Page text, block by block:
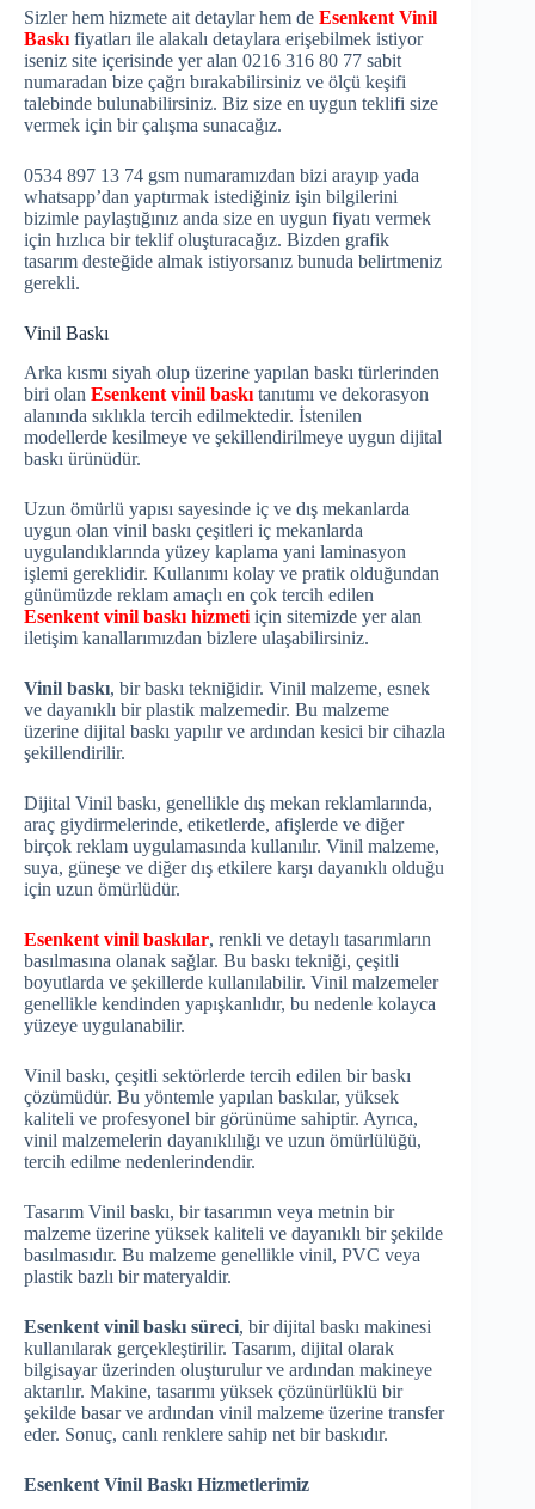
Sizler hem hizmete ait detaylar hem de Esenkent Vinil
Baskı fiyatları ile alakalı detaylara erişebilmek istiyor
iseniz site içerisinde yer alan 0216 316 80 77 sabit
numaradan bize çağrı bırakabilirsiniz ve ölçü keşifi
talebinde bulunabilirsiniz. Biz size en uygun teklifi size
vermek için bir çalışma sunacağız.
0534 897 13 74 gsm numaramızdan bizi arayıp yada
whatsapp’dan yaptırmak istediğiniz işin bilgilerini
bizimle paylaştığınız anda size en uygun fiyatı vermek
için hızlıca bir teklif oluşturacağız. Bizden grafik
tasarım desteğide almak istiyorsanız bunuda belirtmeniz
gerekli.
Vinil Baskı
Arka kısmı siyah olup üzerine yapılan baskı türlerinden
biri olan Esenkent vinil baskı tanıtımı ve dekorasyon
alanında sıklıkla tercih edilmektedir. İstenilen
modellerde kesilmeye ve şekillendirilmeye uygun dijital
baskı ürünüdür.
Uzun ömürlü yapısı sayesinde iç ve dış mekanlarda
uygun olan vinil baskı çeşitleri iç mekanlarda
uygulandıklarında yüzey kaplama yani laminasyon
işlemi gereklidir. Kullanımı kolay ve pratik olduğundan
günümüzde reklam amaçlı en çok tercih edilen
Esenkent vinil baskı hizmeti için sitemizde yer alan
iletişim kanallarımızdan bizlere ulaşabilirsiniz.
Vinil baskı, bir baskı tekniğidir. Vinil malzeme, esnek
ve dayanıklı bir plastik malzemedir. Bu malzeme
üzerine dijital baskı yapılır ve ardından kesici bir cihazla
şekillendirilir.
Dijital Vinil baskı, genellikle dış mekan reklamlarında,
araç giydirmelerinde, etiketlerde, afişlerde ve diğer
birçok reklam uygulamasında kullanılır. Vinil malzeme,
suya, güneşe ve diğer dış etkilere karşı dayanıklı olduğu
için uzun ömürlüdür.
Esenkent vinil baskılar, renkli ve detaylı tasarımların
basılmasına olanak sağlar. Bu baskı tekniği, çeşitli
boyutlarda ve şekillerde kullanılabilir. Vinil malzemeler
genellikle kendinden yapışkanlıdır, bu nedenle kolayca
yüzeye uygulanabilir.
Vinil baskı, çeşitli sektörlerde tercih edilen bir baskı
çözümüdür. Bu yöntemle yapılan baskılar, yüksek
kaliteli ve profesyonel bir görünüme sahiptir. Ayrıca,
vinil malzemelerin dayanıklılığı ve uzun ömürlülüğü,
tercih edilme nedenlerindendir.
Tasarım Vinil baskı, bir tasarımın veya metnin bir
malzeme üzerine yüksek kaliteli ve dayanıklı bir şekilde
basılmasıdır. Bu malzeme genellikle vinil, PVC veya
plastik bazlı bir materyaldir.
Esenkent vinil baskı süreci, bir dijital baskı makinesi
kullanılarak gerçekleştirilir. Tasarım, dijital olarak
bilgisayar üzerinden oluşturulur ve ardından makineye
aktarılır. Makine, tasarımı yüksek çözünürlüklü bir
şekilde basar ve ardından vinil malzeme üzerine transfer
eder. Sonuç, canlı renklere sahip net bir baskıdır.
Esenkent Vinil Baskı Hizmetlerimiz